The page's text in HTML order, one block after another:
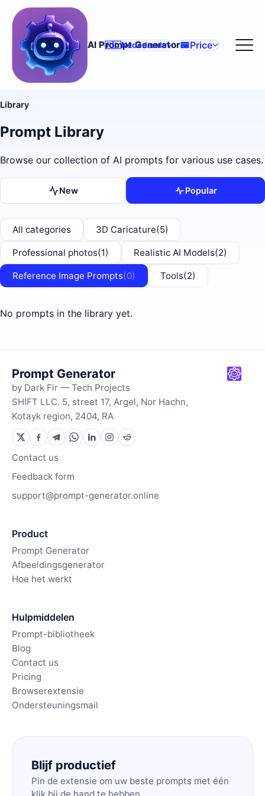
AI Prompt Generator
🇳🇱Nederlands Price
Library
Prompt Library
Browse our collection of AI prompts for various use cases.
New Popular
All categories 3D Caricature(5)
Professional photos(1) Realistic AI Models(2)
Reference Image Prompts(0) Tools(2)
No prompts in the library yet.
Prompt Generator
by Dark Fir — Tech Projects
SHIFT LLC. 5, street 17, Argel, Nor Hachn,
Kotayk region, 2404, RA
Contact us
Feedback form
support@prompt-generator.online
Product
Prompt Generator
Afbeeldingsgenerator
Hoe het werkt
Hulpmiddelen
Prompt-bibliotheek
Blog
Contact us
Pricing
Browserextensie
Ondersteuningsmail
Blijf productief
Pin de extensie om uw beste prompts met één